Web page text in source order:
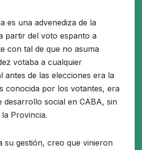
es una advenediza de la
partir del voto espanto a
con tal de que no asuma
votaba a cualquier
antes de las elecciones era la
conocida por los votantes, era
desarrollo social en CABA, sin
Provincia.
su gestión, creo que vinieron